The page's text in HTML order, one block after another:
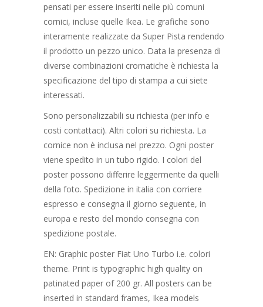
pensati per essere inseriti nelle più comuni
cornici, incluse quelle Ikea. Le grafiche sono
interamente realizzate da Super Pista rendendo
il prodotto un pezzo unico. Data la presenza di
diverse combinazioni cromatiche è richiesta la
specificazione del tipo di stampa a cui siete
interessati.
Sono personalizzabili su richiesta (per info e
costi contattaci). Altri colori su richiesta. La
cornice non è inclusa nel prezzo. Ogni poster
viene spedito in un tubo rigido. I colori del
poster possono differire leggermente da quelli
della foto. Spedizione in italia con corriere
espresso e consegna il giorno seguente, in
europa e resto del mondo consegna con
spedizione postale.
EN: Graphic poster Fiat Uno Turbo i.e. colori
theme. Print is typographic high quality on
patinated paper of 200 gr. All posters can be
inserted in standard frames, Ikea models